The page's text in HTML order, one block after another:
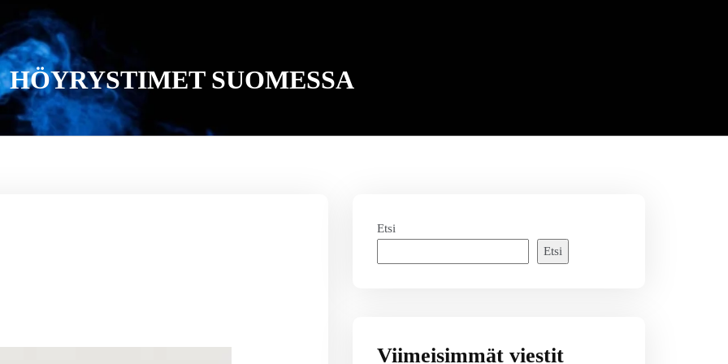
HÖYRYSTIMET SUOMESSA
Etsi
Etsi
Viimeisimmät viestit